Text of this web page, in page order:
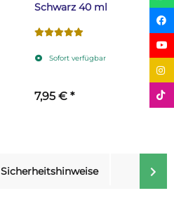
Schwarz 40 ml
Sofort verfügbar
7,95 € *
Sicherheitshinweise